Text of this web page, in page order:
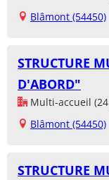
Blâmont (54450)
STRUCTURE
D'ABORD"
Multi-accueil
Blâmont (54450)
STRUCTURE